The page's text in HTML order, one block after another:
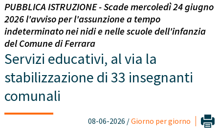
PUBBLICA ISTRUZIONE - Scade mercoledì 24 giugno
2026 l'avviso per l'assunzione a tempo
indeterminato nei nidi e nelle scuole dell'infanzia
del Comune di Ferrara
Servizi educativi, al via la
stabilizzazione di 33 insegnanti
comunali
08-06-2026 /Giorno per giorno